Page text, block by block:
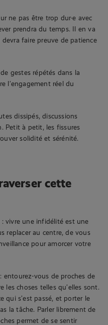
ne pas être trop dur·e avec
prendra du temps. Il en va
faire preuve de patience
gestes répétés dans la
l’engagement réel du
dissipés, discussions
Petit à petit, les fissures
solidité et sérénité.
cette
vivre une infidélité est une
replacer au centre, de vous
pour amorcer votre
entourez-vous de proches de
les choses telles qu’elles sont.
qui s’est passé, et porter le
la tâche. Parler librement de
permet de se sentir